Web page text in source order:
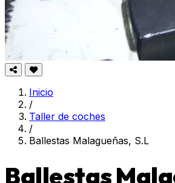
Inicio
/
Taller de coches
/
Ballestas Malagueñas, S.L
Ballestas